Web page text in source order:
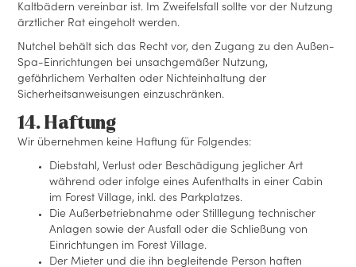
Kaltbädern vereinbar ist. Im Zweifelsfall sollte vor der Nutzung
ärztlicher Rat eingeholt werden.
Nutchel behält sich das Recht vor, den Zugang zu den Außen-
Spa-Einrichtungen bei unsachgemäßer Nutzung,
gefährlichem Verhalten oder Nichteinhaltung der
Sicherheitsanweisungen einzuschränken.
14. Haftung
Wir übernehmen keine Haftung für Folgendes:
Diebstahl, Verlust oder Beschädigung jeglicher Art
während oder infolge eines Aufenthalts in einer Cabin
im Forest Village, inkl. des Parkplatzes.
Die Außerbetriebnahme oder Stilllegung technischer
Anlagen sowie der Ausfall oder die Schließung von
Einrichtungen im Forest Village.
Der Mieter und die ihn begleitende Person haften